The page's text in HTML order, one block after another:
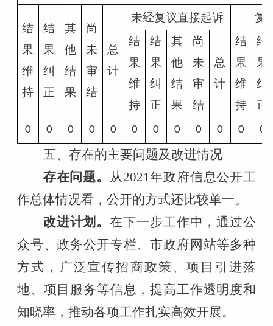
结
果
维
持
结
果
纠
正
其
他
结
果
尚
未
审
结
总
计
未经复议直接起诉
复
结
果
维
持
结
果
纠
正
其
他
结
果
尚
未
审
结
总
计
结
果
维
持
结
果
纠
正
0 0 0 0 0 0 0 0 0 0 0 0
五、存在的主要问题及改进情况
存在问题。
从 2021年政府信息公开工
作总体情况看，公开的方式还比较单一。
改进计划 。在下一步工作中，通过公
众号、政务公开专栏、市政府网站等多种
方式，广泛宣传招商政策、项目引进落
地、项目服务等信息，提高工作透明度和
知晓率，推动各项工作扎实高效开展。